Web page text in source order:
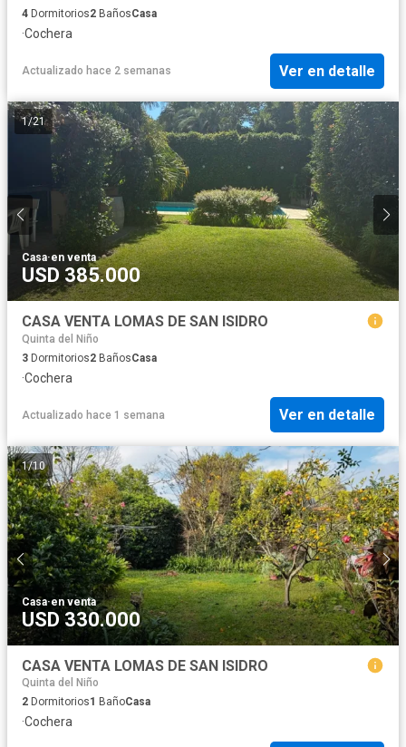
4 Dormitorios2 BañosCasa
·Cochera
Actualizado hace 2 semanas Ver en detalle
1/21
Casa·en venta
USD 385.000
CASA VENTA LOMAS DE SAN ISIDRO
Quinta del Niño
3 Dormitorios2 BañosCasa
·Cochera
Actualizado hace 1 semana Ver en detalle
1/10
Casa·en venta
USD 330.000
CASA VENTA LOMAS DE SAN ISIDRO
Quinta del Niño
2 Dormitorios1 BañoCasa
·Cochera